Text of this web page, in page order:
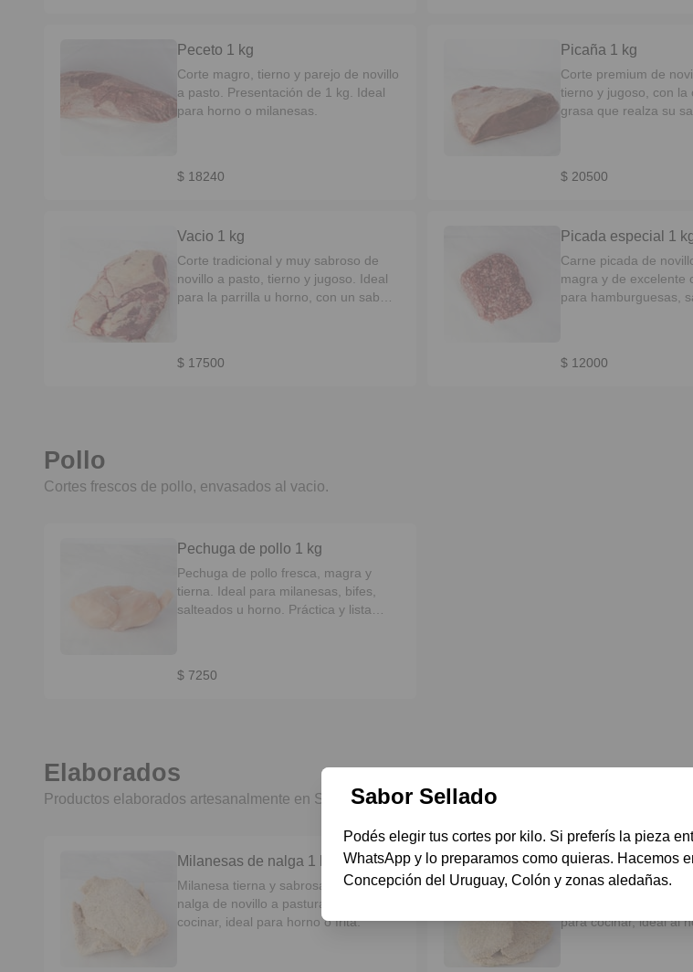
Peceto 1 kg
Corte magro, tierno y parejo de novillo
a pasto. Presentación de 1 kg. Ideal
para horno o milanesas.
$ 18240
Picaña 1 kg
Corte premium de
tierno y jugoso, con la
grasa que realza su
$ 20500
Vacio 1 kg
Corte tradicional y muy sabroso de
novillo a pasto, tierno y jugoso. Ideal
para la parrilla u horno, con un sabor
$ 17500
Picada especial 1
Carne picada de
magra y de excelente
para hamburguesas,
$ 12000
Pollo
Cortes frescos de pollo, envasados al vacio.
Pechuga de pollo 1 kg
Pechuga de pollo fresca, magra y
tierna. Ideal para milanesas, bifes,
salteados u horno. Práctica y lista
$ 7250
Elaborados
Productos elaborados artesanalmente en Sabor Sellado :)
Milanesas de nalga 1 kg
Milanesa tierna y sabrosa, hecha con
nalga de novillo a pastura. Lista para
cocinar, ideal para horno o frita.
Milanesas de
Milanesa súper tierna
para cocinar, ideal al
Sabor Sellado
Podés elegir tus cortes por kilo. Si preferís la pieza
WhatsApp y lo preparamos como quieras. Hacemos
Concepción del Uruguay, Colón y zonas aledañas.